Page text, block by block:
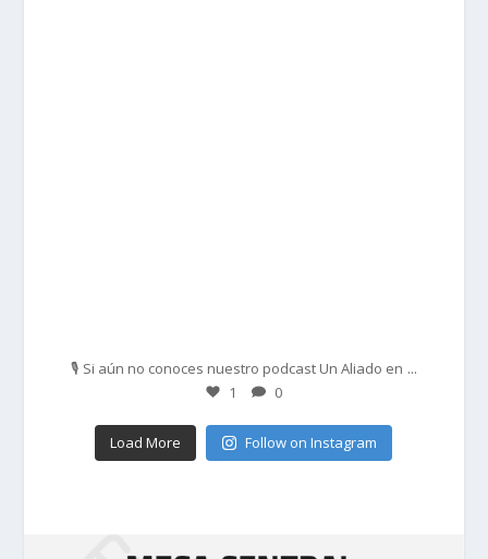
🎙️ Si aún no conoces nuestro podcast Un Aliado en ...
1 0
Load More Follow on Instagram